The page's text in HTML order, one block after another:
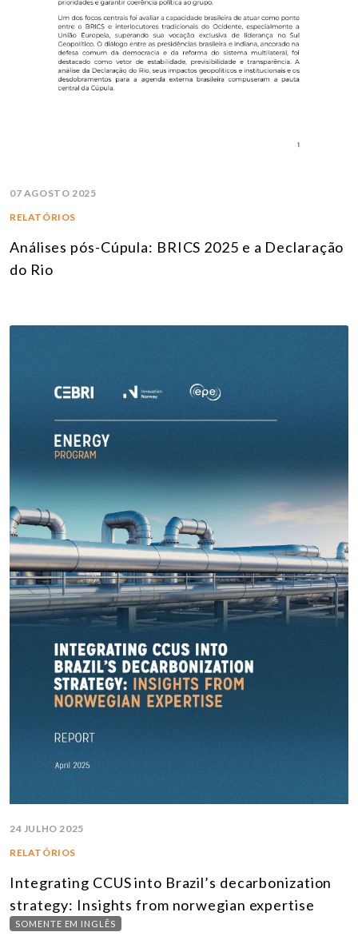
07 AGOSTO 2025
RELATÓRIOS
Análises pós-Cúpula: BRICS 2025 e a Declaração
do Rio
24 JULHO 2025
RELATÓRIOS
Integrating CCUS into Brazil’s decarbonization
strategy: Insights from norwegian expertise
SOMENTE EM INGLÊS